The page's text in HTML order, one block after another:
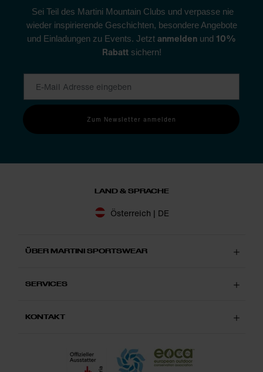
Sei Teil des Martini Mountain Clubs und verpasse nie
wieder inspirierende Geschichten, besondere Angebote
und Einladungen zu Events. Jetzt anmelden und 10%
Rabatt sichern!
Zum Newsletter anmelden
LAND & SPRACHE
Österreich | DE
ÜBER MARTINI SPORTSWEAR
SERVICES
KONTAKT